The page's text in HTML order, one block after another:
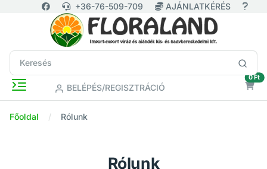
+36-76-509-709 AJÁNLATKÉRÉS
BELÉPÉS/REGISZTRÁCIÓ
0 Ft
Főoldal Rólunk
Rólunk